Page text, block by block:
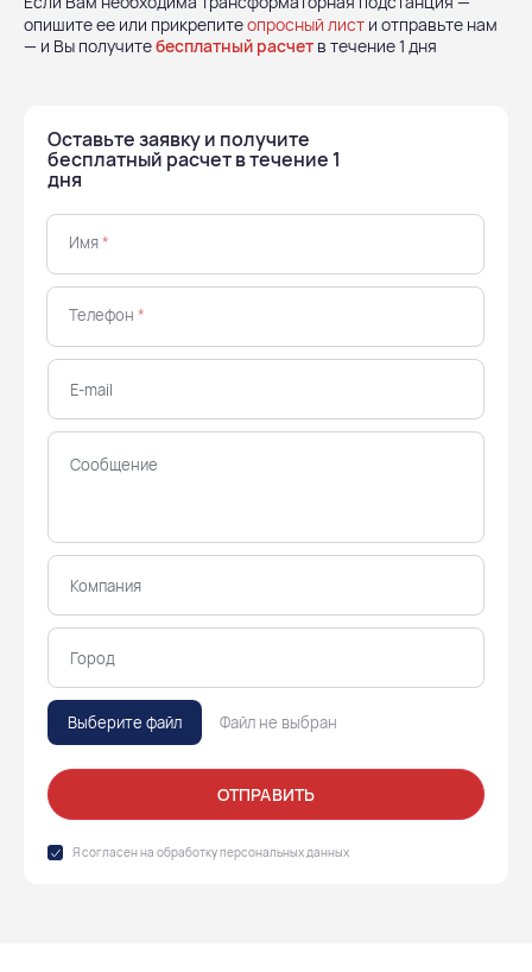
опишите ее или прикрепитеопросный лист и отправьте нам
— и Вы получитебесплатный расчет в течение 1 дня
Оставьте заявку и получите
бесплатный расчет в течение 1
дня
Имя*
Телефон *
Выберите файл Файл не выбран
ОТПРАВИТЬ
Я согласен на обработкуперсональных данных